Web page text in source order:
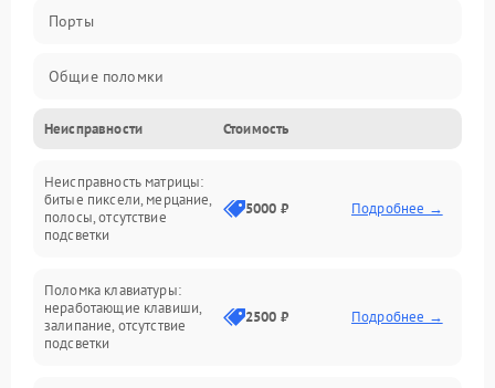
Порты
Общие поломки
Устройства
Программные ошибки
Электрические и системные сбои
Интерфейсные проблемы
Батарея
Неисправности Стоимость
Неисправность матрицы:
битые пиксели, мерцание,
полосы, отсутствие
подсветки
5000 ₽ Подробнее →
Поломка клавиатуры:
неработающие клавиши,
залипание, отсутствие
подсветки
2500 ₽ Подробнее →